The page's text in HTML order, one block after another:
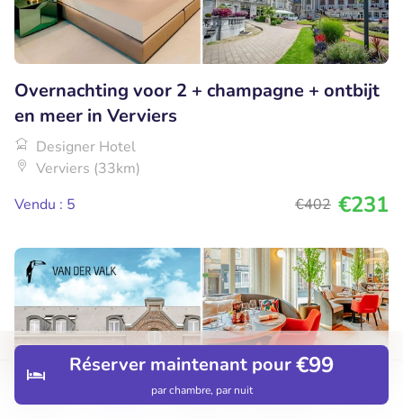
Restaurants Réservations
Réserver maintenant pour€99
par chambre, par nuit
Overnachting voor 2 + champagne + ontbijt
en meer in Verviers
Designer Hotel
Verviers (33km)
Vendu : 5
€402 €231